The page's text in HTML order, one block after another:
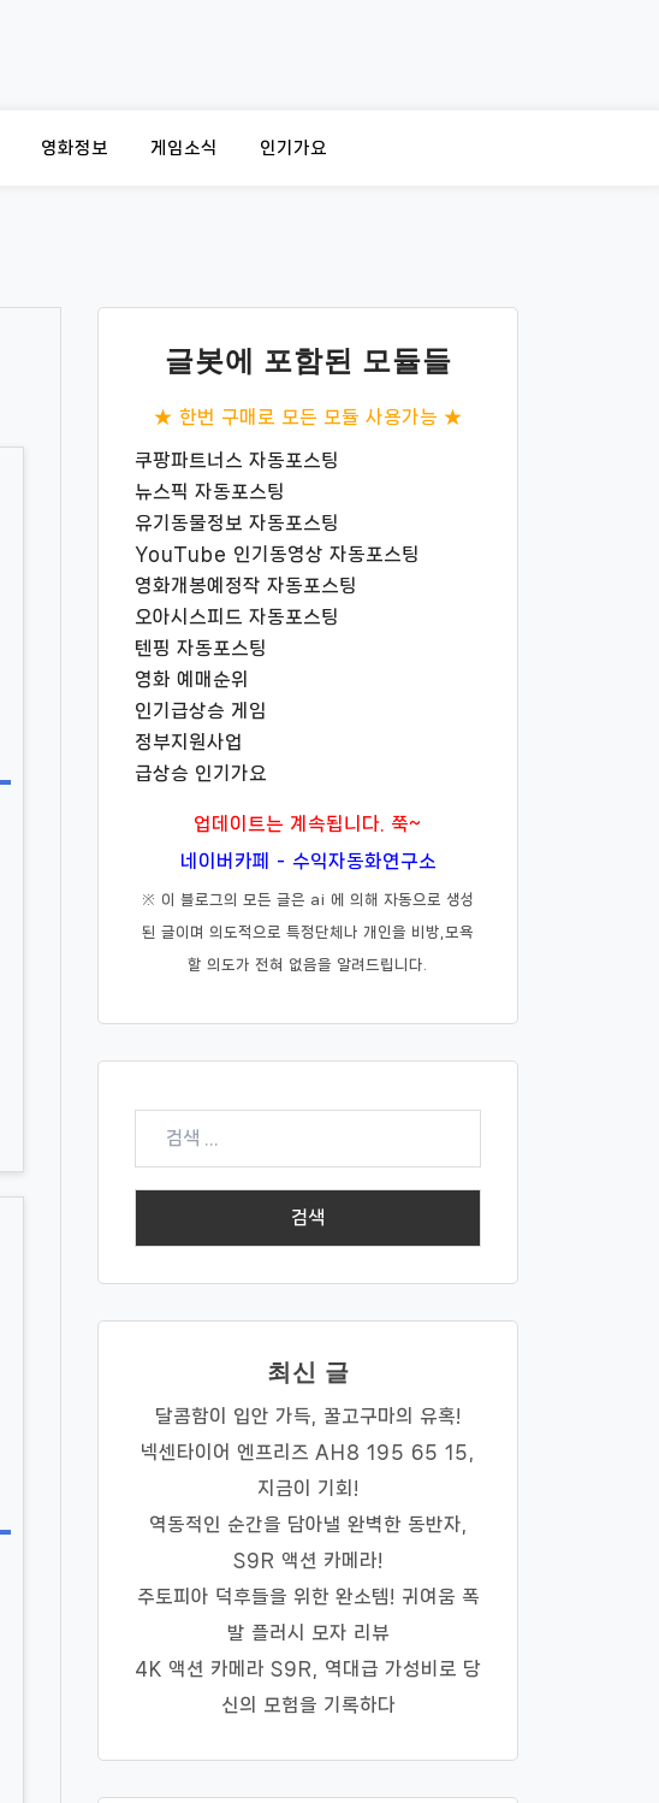
영화정보 게임소식 인기가요
글봇에 포함된 모듈들
★ 한번 구매로 모든 모듈 사용가능 ★
쿠팡파트너스 자동포스팅
뉴스픽 자동포스팅
유기동물정보 자동포스팅
YouTube 인기동영상 자동포스팅
영화개봉예정작 자동포스팅
오아시스피드 자동포스팅
텐핑 자동포스팅
영화 예매순위
인기급상승 게임
정부지원사업
급상승 인기가요
업데이트는 계속됩니다. 쭉~
네이버카페 - 수익자동화연구소
※ 이 블로그의 모든 글은 ai 에 의해 자동으로 생성
된 글이며 의도적으로 특정단체나 개인을 비방,모욕
할 의도가 전혀 없음을 알려드립니다.
검
최신 글
달콤함이 입안 가득, 꿀고구마의 유혹!
넥센타이어 엔프리즈 AH8 195 65 15,
지금이 기회!
역동적인 순간을 담아낼 완벽한 동반자,
S9R 액션 카메라!
주토피아 덕후들을 위한 완소템! 귀여움 폭
발 플러시 모자 리뷰
4K 액션 카메라 S9R, 역대급 가성비로 당
신의 모험을 기록하다